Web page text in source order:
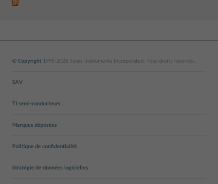
© Copyright 1995-2026 Texas Instruments Incorporated. Tous droits réservés.
SAV
TI semi-conducteurs
Marques déposées
Politique de confidentialité
Stratégie de données logicielles